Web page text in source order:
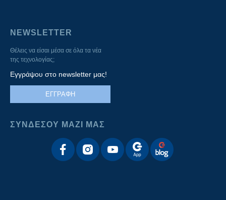
NEWSLETTER
Θέλεις να είσαι μέσα σε όλα τα νέα
της τεχνολογίας;
Εγγράψου στο newsletter μας!
ΕΓΓΡΑΦΗ
ΣΥΝΔΕΣΟΥ ΜΑΖΙ ΜΑΣ